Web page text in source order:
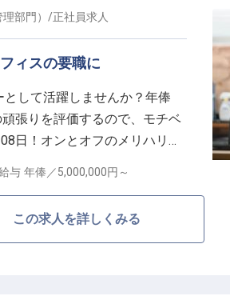
ステージ】
、セールス戦略の立案まで、
スホテルでの経験と英語力を
きます。チームビルディング
トする喜びも。ホテル業界で
られる理想的な環境です！
部門） /正社員求人
ィスの要職に
して活躍しませんか？年俸
張りを評価するので、モチベ
日！オンとオフのメリハリを
ハイアット福岡」。通勤に便
与 年俸／5,000,000円～
この求人を詳しくみる